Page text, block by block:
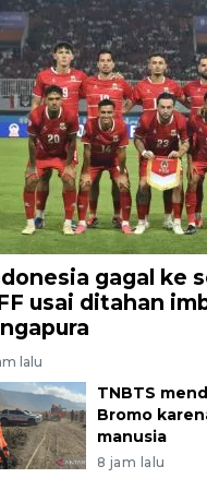
gagal ke
usai ditahan
lalu
TNBTS
Bromo
manusia
8 jam lalu